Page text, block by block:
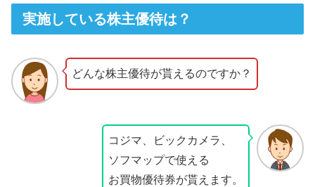
実施している株主優待は？
どんな株主優待が貰えるのですか？
コジマ、ビックカメラ、
ソフマップで使える
お買物優待券が貰えます。